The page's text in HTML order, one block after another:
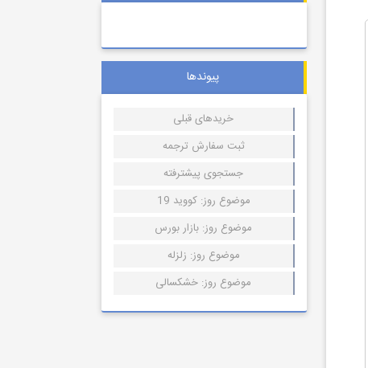
پیوندها
خریدهای قبلی
ثبت سفارش ترجمه
جستجوی پیشترفته
موضوع روز: کووید 19
موضوع روز: بازار بورس
موضوع روز: زلزله
موضوع روز: خشکسالی